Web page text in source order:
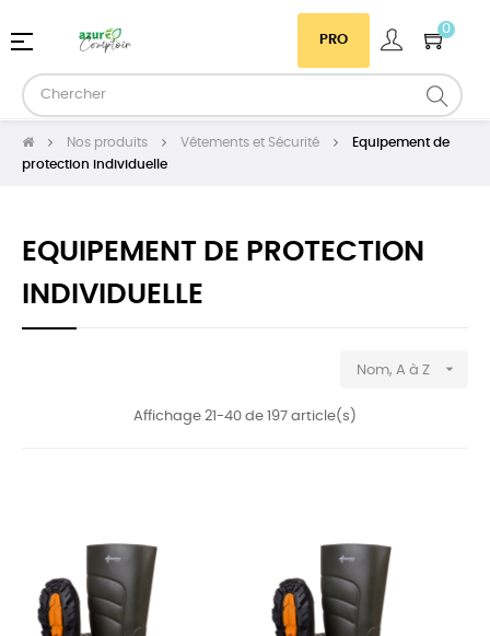
PRO
0
Basculer
navigation
☰
Nos produits Vêtements et Sécurité
Equipement de
protection individuelle
EQUIPEMENT DE PROTECTION
INDIVIDUELLE
Nom, A à Z 
Affichage 21-40 de 197 article(s)